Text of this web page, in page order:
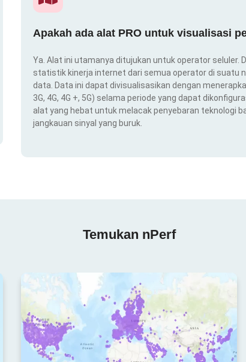
Apakah ada alat PRO untuk visualisasi
Ya. Alat ini utamanya ditujukan untuk operator seluler.
statistik kinerja internet dari semua operator di suatu
data. Data ini dapat divisualisasikan dengan
3G, 4G, 4G +, 5G) selama periode yang dapat
alat yang hebat untuk melacak penyebaran teknologi
jangkauan sinyal yang buruk.
Temukan nPerf